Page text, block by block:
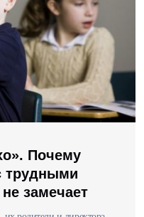
Почему
трудными
замечает